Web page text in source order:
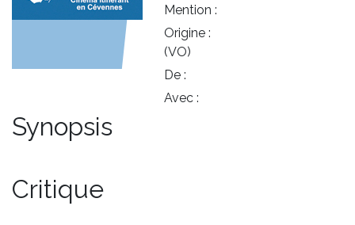
Mention :
Origine :
(VO)
De :
Avec :
Synopsis
Critique